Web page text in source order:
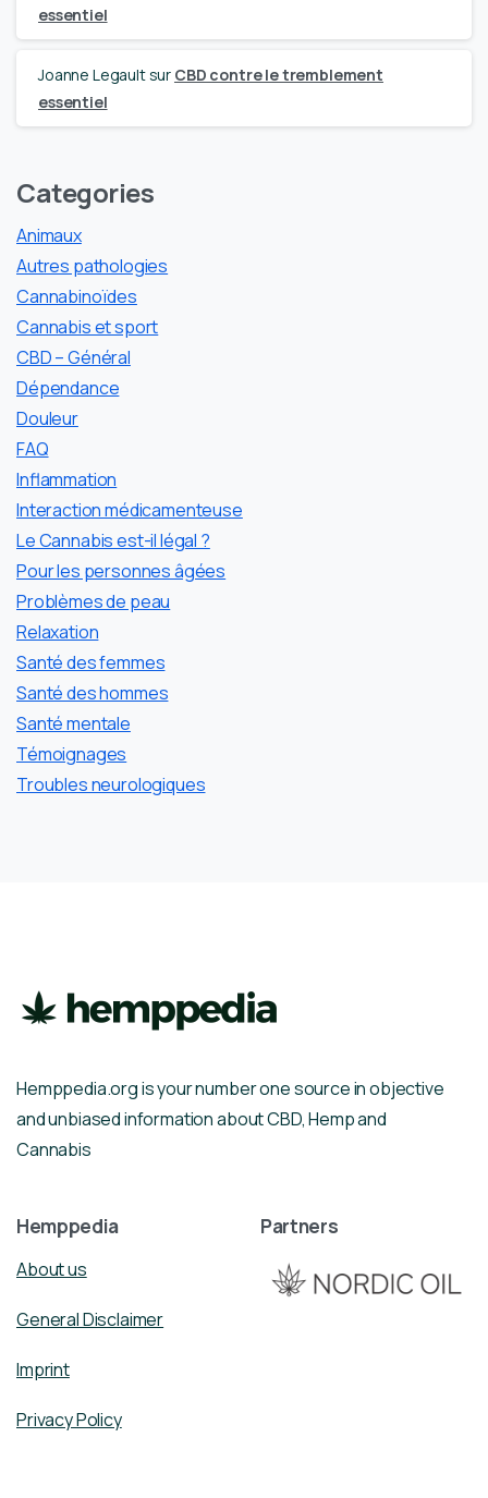
essentiel
Joanne Legaultsur CBD contre le tremblement
essentiel
Categories
Animaux
Autres pathologies
Cannabinoïdes
Cannabis et sport
CBD – Général
Dépendance
Douleur
FAQ
Inflammation
Interaction médicamenteuse
Le Cannabis est-il légal ?
Pour les personnes âgées
Problèmes de peau
Relaxation
Santé des femmes
Santé des hommes
Santé mentale
Témoignages
Troubles neurologiques
Hemppedia.org is your number one source in objective
and unbiased information about CBD, Hemp and
Cannabis
Hemppedia
About us
General Disclaimer
Imprint
Privacy Policy
Partners